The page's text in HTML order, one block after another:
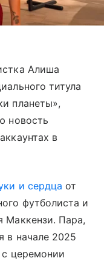
Алиша
титула
планеты»,
новость
в
и сердца от
футболиста и
Маккензи. Пара,
в начале 2025
с церемонии